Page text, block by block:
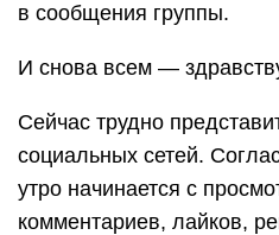
в сообщения группы.
И снова всем —
Сейчас трудно
социальных сетей.
утро начинается с
комментариев, лайков,